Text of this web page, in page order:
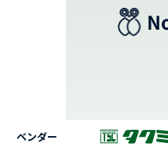
ベンダー